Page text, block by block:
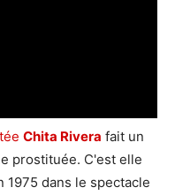
Chita Rivera fait un
prostituée. C'est elle
1975 dans le spectacle